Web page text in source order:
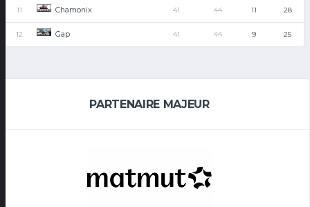
11 Chamonix 41 44 11 28
12 Gap 41 44 9 25
PARTENAIRE MAJEUR